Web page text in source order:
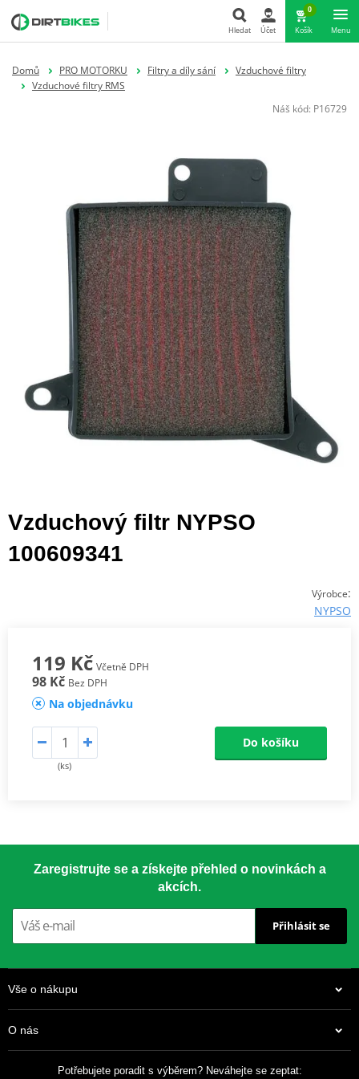
Hledat
Hledat Účet
0
Košík Menu
Domů PRO MOTORKU Filtry a díly sání
Vzduchové filtry
Vzduchové filtry RMS
Náš kód: P16729
Vzduchový filtr NYPSO
100609341
Výrobce:
NYPSO
119 Kč Včetně DPH
98 Kč Bez DPH
Na objednávku
(ks)
Do košíku
Zaregistrujte se a získejte přehled o novinkách a
akcích.
Přihlásit se
Vše o nákupu
O nás
Potřebujete poradit s výběrem? Neváhejte se zeptat: